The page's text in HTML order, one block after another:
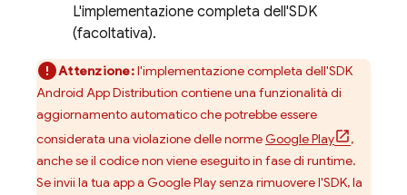
L'implementazione completa dell'SDK
(facoltativa).
Attenzione:l'implementazione completa dell'SDK
Android App Distribution contiene una funzionalità di
aggiornamento automatico che potrebbe essere
considerata una violazione delle normeGoogle Play
,
anche se il codice non viene eseguito in fase di runtime.
Se invii la tua app a Google Playsenza rimuovere l'SDK, la